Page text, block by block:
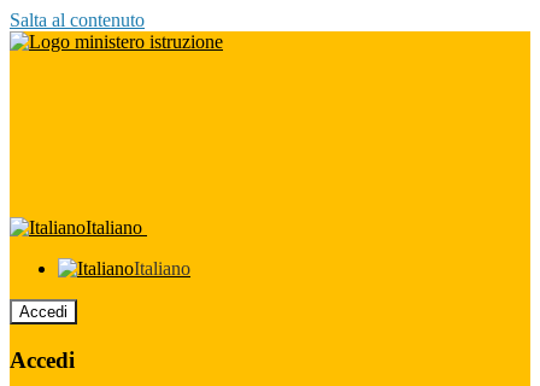
Salta al contenuto
Italiano
Italiano
Accedi
Accedi